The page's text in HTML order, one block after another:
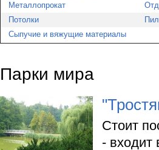
Металлопрокат
Потолки
Сыпучие и вяжущие материалы
Парки мира
Стоит
- входит